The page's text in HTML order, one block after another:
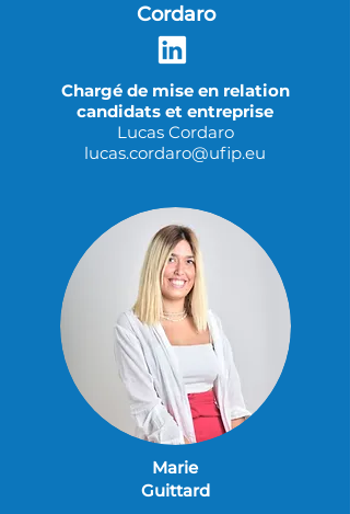
Cordaro
Chargé de mise en relation
candidats et entreprise
Lucas Cordaro
lucas.cordaro@ufip.eu
Marie
Guittard